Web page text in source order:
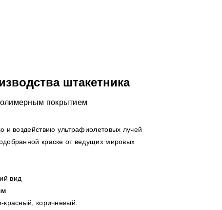
штакетника
покрытием
и воздействию ультрафиолетовых лучей
краске от ведущих мировых
вид
коричневый.